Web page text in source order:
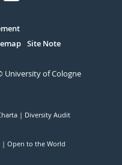
Site Note
University of Cologne
Diversity Audit
Open to the World